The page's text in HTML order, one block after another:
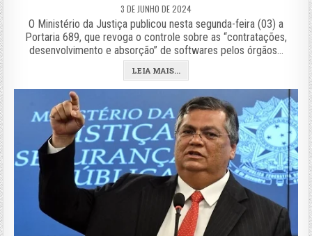
3 DE JUNHO DE 2024
O Ministério da Justiça publicou nesta segunda-feira (03) a
Portaria 689, que revoga o controle sobre as “contratações,
desenvolvimento e absorção” de softwares pelos órgãos…
LEIA MAIS...